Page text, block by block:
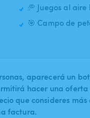
🥏 Juegos al aire
🎯 Campo de
aparecerá un
hacer una
que consideres más
factura.